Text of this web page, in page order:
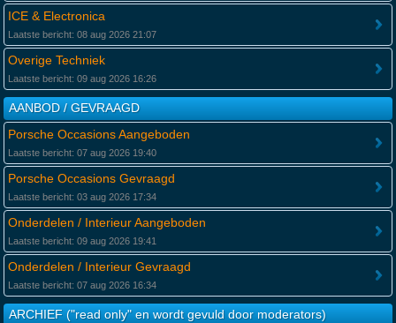
ICE & Electronica
Laatste bericht: 08 aug 2026 21:07
Overige Techniek
Laatste bericht: 09 aug 2026 16:26
AANBOD / GEVRAAGD
Porsche Occasions Aangeboden
Laatste bericht: 07 aug 2026 19:40
Porsche Occasions Gevraagd
Laatste bericht: 03 aug 2026 17:34
Onderdelen / Interieur Aangeboden
Laatste bericht: 09 aug 2026 19:41
Onderdelen / Interieur Gevraagd
Laatste bericht: 07 aug 2026 16:34
ARCHIEF ("read only" en wordt gevuld door moderators)